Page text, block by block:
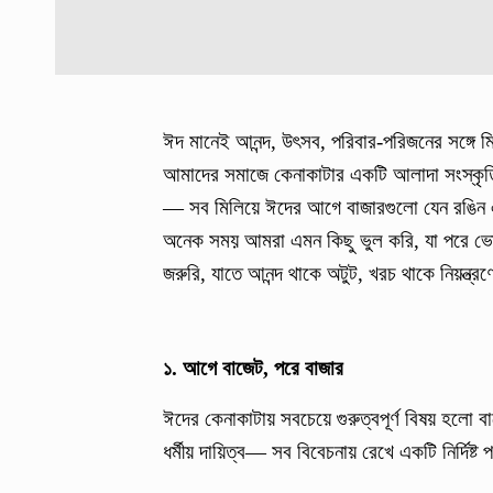
ঈদ মানেই আনন্দ, উৎসব, পরিবার-পরিজনের
আমাদের সমাজে কেনাকাটার একটি আলাদা
— সব মিলিয়ে ঈদের আগে বাজারগুলো যেন
অনেক সময় আমরা এমন কিছু ভুল করি, যা পরে
জরুরি, যাতে আনন্দ থাকে অটুট, খরচ থাকে
১. আগে বাজেট, পরে বাজার
ঈদের কেনাকাটায় সবচেয়ে গুরুত্বপূর্ণ বিষয় হলো
ধর্মীয় দায়িত্ব— সব বিবেচনায় রেখে একটি